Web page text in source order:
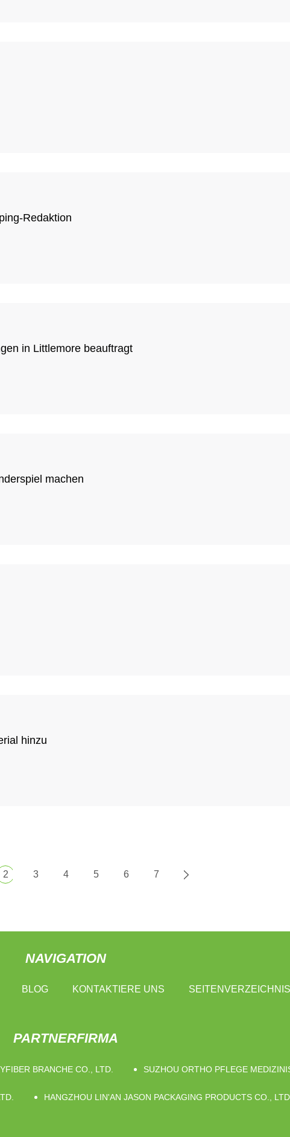
Redaktion
in Littlemore beauftragt
machen
hinzu
2 3 4 5 6 7
NAVIGATION
BLOG KONTAKTIERE UNS SEITENVERZEICHNIS
PARTNERFIRMA
BRANCHE CO., LTD. SUZHOU ORTHO PFLEGE
HANGZHOU LIN'AN JASON PACKAGING PRODUCTS CO., LTD.